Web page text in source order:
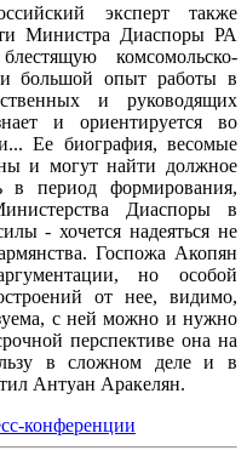
эксперт также
Министра Диаспоры РА
комсомольско-
большой опыт работы в
и руководящих
и ориентируется во
Ее биография, весомые
и могут найти должное
в период формирования,
Диаспоры в
- хочется надеяться не
Госпожа Акопян
но особой
от нее, видимо,
с ней можно и нужно
перспективе она на
в сложном деле и в
Антуан Аракелян.
конференции